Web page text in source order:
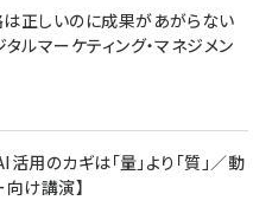
07/08号 No.2502[2026
中に１億貯めた株式投資
い ガイド枠付き いPhone17 (6.3
2枚セット DSP25F1698
III Flow USB-C & USB-C
(1.8m ミッドナイトブラック)
正しいのに成果があがらない
ルマーケティング・マネジメン
用のカギは「量」より「質」／動
け講演】